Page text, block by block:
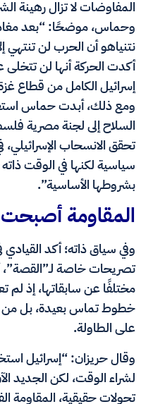
المفاوضات لا تزال رهينة
وحماس، موضحًا: “بعد
نتنياهو أن الحرب لن تنتهي
أكدت الحركة أنها لن
إسرائيل الكامل من قطاع
ومع ذلك، أبدت حماس
السلاح إلى لجنة مصرية
تحقق الانسحاب
سياسية لكنها في الوقت
بشروطها الأساسية”.
المقاومة
وفي سياق ذاته؛ أكد
تصريحات خاصة لـ”القصة”،
مختلفًا عن سابقاتها، إذ
خطوط تماس بعيدة، بل من
على الطاولة.
وقال حريزان: “إسرائيل
لشراء الوقت، لكن الجديد
تحولات حقيقية، المقاومة